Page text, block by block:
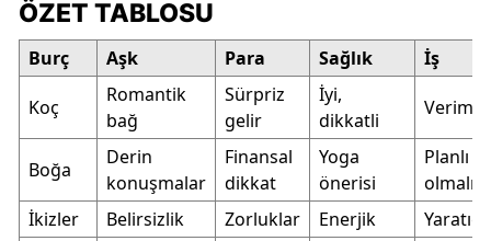
ÖZET TABLOSU
Burç Aşk Para Sağlık İş
Koç
Romantik
bağ
Sürpriz
gelir
İyi,
dikkatli
Verimli
Boğa
Derin
konuşmalar
Finansal
dikkat
Yoga
önerisi
Planlı
olmalı
İkizler
Belirsizlik Zorluklar Enerjik Yaratıcı